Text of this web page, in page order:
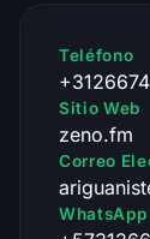
Teléfono
Sitio Web
zeno.fm
Correo
WhatsApp